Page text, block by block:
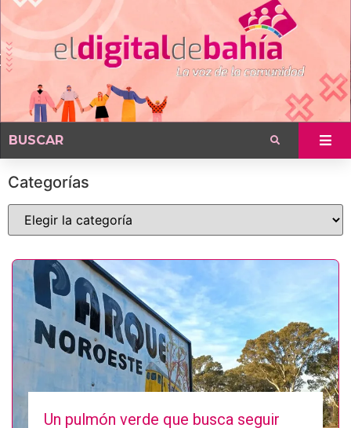
Categorías
Un pulmón verde que busca seguir